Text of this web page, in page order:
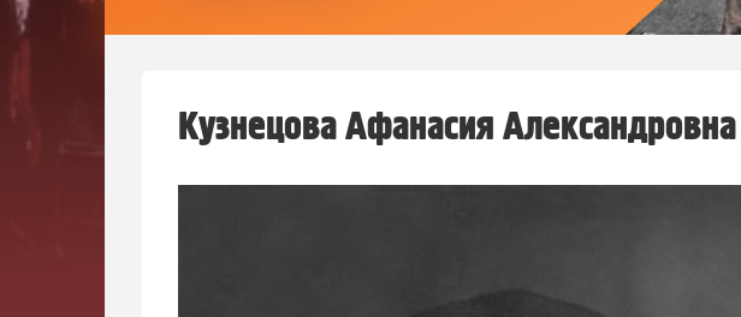
Кузнецова Афанасия Александровна